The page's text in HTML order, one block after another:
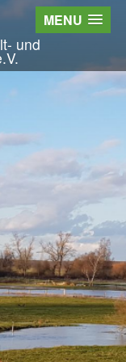
Freiwilliges
und
MENU